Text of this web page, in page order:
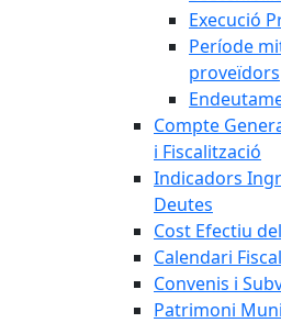
Execució
Període
proveïdors
Compte
i Fiscalització
Indicadors
Deutes
Cost Efectiu
Calendari Fiscal
Convenis i
Patrimoni